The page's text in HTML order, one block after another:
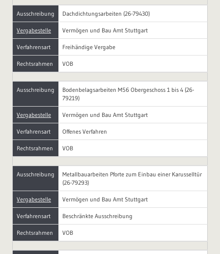
Ausschreibung Dachdichtungsarbeiten (26-79430)
Vergabestelle Vermögen und Bau Amt Stuttgart
Verfahrensart Freihändige Vergabe
Rechtsrahmen VOB
Ausschreibung
Bodenbelagsarbeiten M56 Obergeschoss 1 bis 4 (26-
79219)
Vergabestelle Vermögen und Bau Amt Stuttgart
Verfahrensart Offenes Verfahren
Rechtsrahmen VOB
Ausschreibung
Metallbauarbeiten Pforte zum Einbau einer Karusselltür
(26-79293)
Vergabestelle Vermögen und Bau Amt Stuttgart
Verfahrensart Beschränkte Ausschreibung
Rechtsrahmen VOB